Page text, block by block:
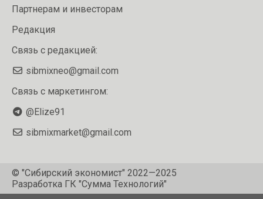
Партнерам и инвесторам
Редакция
Связь с редакцией:
sibmixneo@gmail.com
Связь с маркетингом:
@Elize91
sibmixmarket@gmail.com
© "Сибирский экономист" 2022—2025
Разработка ГК "Сумма Технологий"